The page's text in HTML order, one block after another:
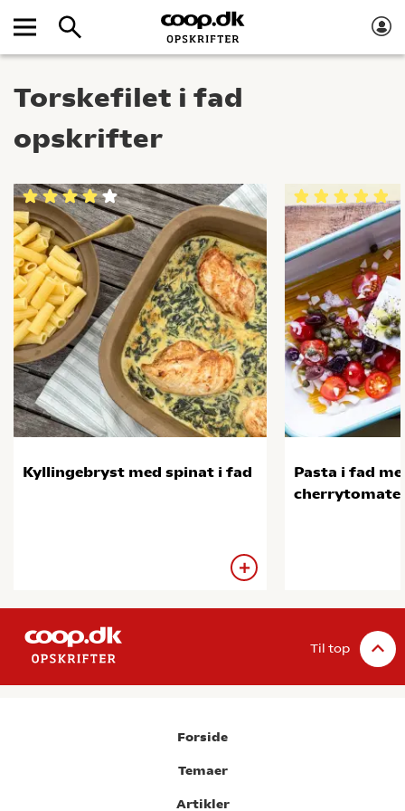
Torskefilet i fad
opskrifter
Kyllingebryst med spinat i fad
Pasta i fad
Til top
Forside
Temaer
Artikler